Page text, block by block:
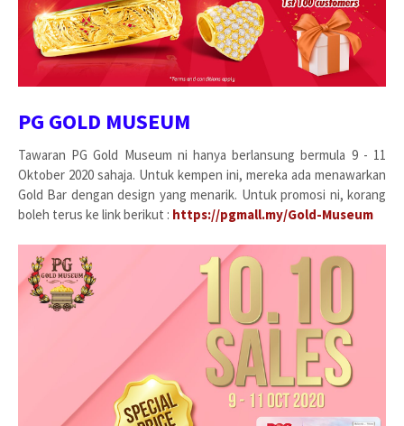
PG GOLD MUSEUM
Tawaran PG Gold Museum ni hanya berlansung bermula 9 - 11
Oktober 2020 sahaja. Untuk kempen ini, mereka ada menawarkan
Gold Bar dengan design yang menarik. Untuk promosi ni, korang
boleh terus ke link berikut : https://pgmall.my/Gold-Museum